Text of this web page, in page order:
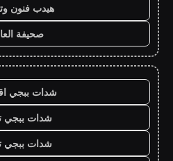
هيدب فنون
صحيفة
شدات ببجي
شدات ببجي
شدات ببجي